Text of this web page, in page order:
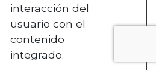
interacción del
usuario con el
contenido
integrado.